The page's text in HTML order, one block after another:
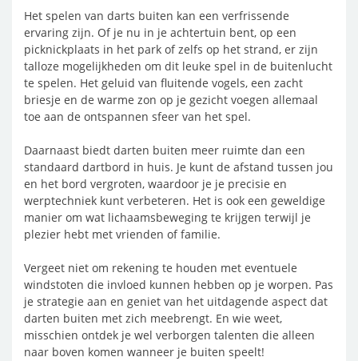
Het spelen van darts buiten kan een verfrissende
ervaring zijn. Of je nu in je achtertuin bent, op een
picknickplaats in het park of zelfs op het strand, er zijn
talloze mogelijkheden om dit leuke spel in de buitenlucht
te spelen. Het geluid van fluitende vogels, een zacht
briesje en de warme zon op je gezicht voegen allemaal
toe aan de ontspannen sfeer van het spel.
Daarnaast biedt darten buiten meer ruimte dan een
standaard dartbord in huis. Je kunt de afstand tussen jou
en het bord vergroten, waardoor je je precisie en
werptechniek kunt verbeteren. Het is ook een geweldige
manier om wat lichaamsbeweging te krijgen terwijl je
plezier hebt met vrienden of familie.
Vergeet niet om rekening te houden met eventuele
windstoten die invloed kunnen hebben op je worpen. Pas
je strategie aan en geniet van het uitdagende aspect dat
darten buiten met zich meebrengt. En wie weet,
misschien ontdek je wel verborgen talenten die alleen
naar boven komen wanneer je buiten speelt!